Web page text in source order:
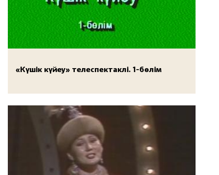
«Күшік күйеу» телеспектаклі. 1-бөлім